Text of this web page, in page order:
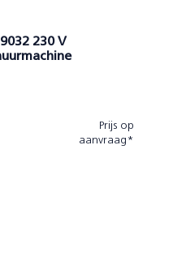
230 V
Prijs op
aanvraag*